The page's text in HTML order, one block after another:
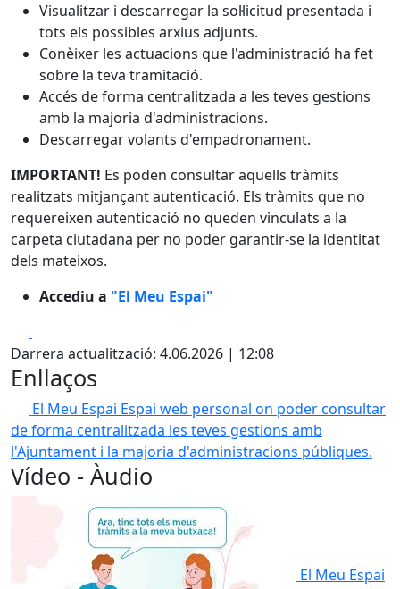
Visualitzar i descarregar la sol·licitud presentada i
tots els possibles arxius adjunts.
Conèixer les actuacions que l'administració ha fet
sobre la teva tramitació.
Accés de forma centralitzada a les teves gestions
amb la majoria d'administracions.
Descarregar volants d'empadronament.
IMPORTANT! Es poden consultar aquells tràmits
realitzats mitjançant autenticació. Els tràmits que no
requereixen autenticació no queden vinculats a la
carpeta ciutadana per no poder garantir-se la identitat
dels mateixos.
Accediu a "El Meu Espai"
Darrera actualització: 4.06.2026 | 12:08
Enllaços
El Meu Espai Espai web personal on poder consultar
de forma centralitzada les teves gestions amb
l'Ajuntament i la majoria d'administracions públiques.
Vídeo - Àudio
El Meu Espai